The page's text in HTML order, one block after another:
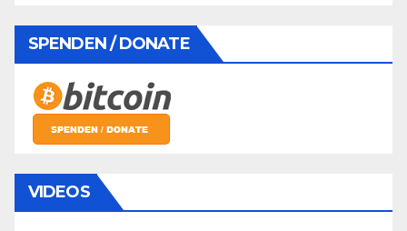
SPENDEN / DONATE
VIDEOS